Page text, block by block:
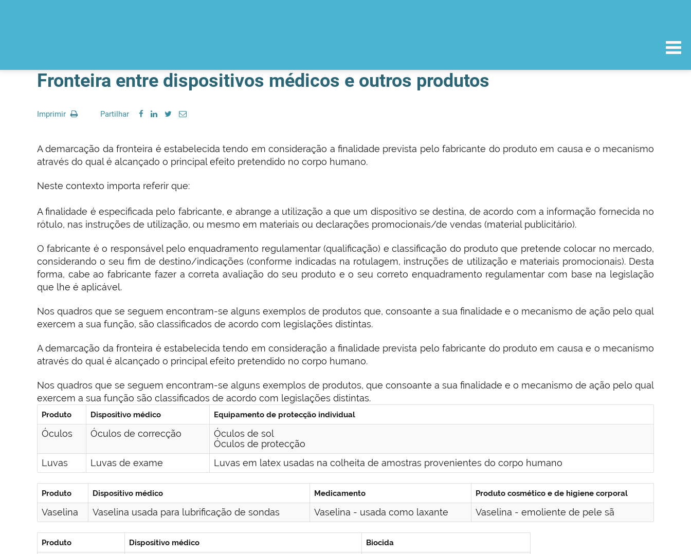
Fronteira entre dispositivos médicos e outros produtos
Imprimir Partilhar
A demarcação da fronteira é estabelecida tendo em consideração a finalidade prevista pelo fabricante do produto em causa e o mecanismo
através do qual é alcançado o principal efeito pretendido no corpo humano.
Neste contexto importa referir que:
A finalidade é especificada pelo fabricante, e abrange a utilização a que um dispositivo se destina, de acordo com a informação fornecida no
rótulo, nas instruções de utilização, ou mesmo em materiais ou declarações promocionais/de vendas (material publicitário).
O fabricante é o responsável pelo enquadramento regulamentar (qualificação) e classificação do produto que pretende colocar no mercado,
considerando o seu fim de destino/indicações (conforme indicadas na rotulagem, instruções de utilização e materiais promocionais). Desta
forma, cabe ao fabricante fazer a correta avaliação do seu produto e o seu correto enquadramento regulamentar com base na legislação
que lhe é aplicável.
Nos quadros que se seguem encontram-se alguns exemplos de produtos que, consoante a sua finalidade e o mecanismo de ação pelo qual
exercem a sua função, são classificados de acordo com legislações distintas.
A demarcação da fronteira é estabelecida tendo em consideração a finalidade prevista pelo fabricante do produto em causa e o mecanismo
através do qual é alcançado o principal efeito pretendido no corpo humano.
Nos quadros que se seguem encontram-se alguns exemplos de produtos, que consoante a sua finalidade e o mecanismo de ação pelo qual
exercem a sua função são classificados de acordo com legislações distintas.
Produto Dispositivo médico Equipamento de protecção individual
Óculos Óculos de correcção
Óculos de sol
Óculos de protecção
Luvas
Luvas de exame Luvas em latex usadas na colheita de amostras provenientes do corpo humano
Produto Dispositivo médico Medicamento Produto cosmético e de higiene corporal
Vaselina Vaselina usada para lubrificação de sondas Vaselina - usada como laxante Vaselina - emoliente de pele sã
Produto Dispositivo médico Biocida